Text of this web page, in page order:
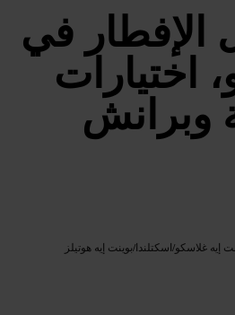
الإفطار في
اختيارات
وبرانش
بوينت إيه هوتيلز/اسكتلندا/إيه غلاسكو